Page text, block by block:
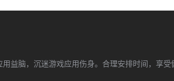
益脑，沉迷游戏应用伤身。合理安排时间，享受